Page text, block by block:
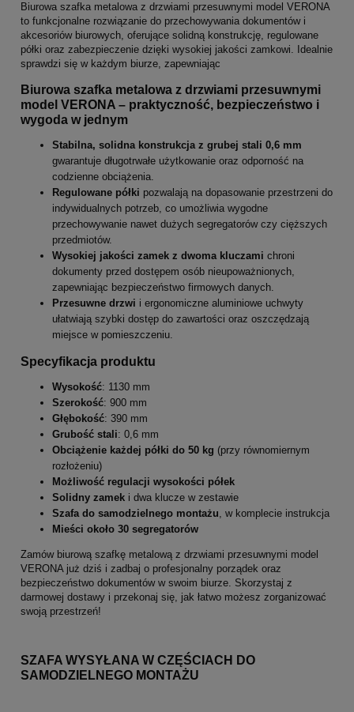
Biurowa szafka metalowa z drzwiami przesuwnymi model VERONA
to funkcjonalne rozwiązanie do przechowywania dokumentów i
akcesoriów biurowych, oferujące solidną konstrukcję, regulowane
półki oraz zabezpieczenie dzięki wysokiej jakości zamkowi. Idealnie
sprawdzi się w każdym biurze, zapewniając
Biurowa szafka metalowa z drzwiami przesuwnymi
model VERONA – praktyczność, bezpieczeństwo i
wygoda w jednym
Stabilna, solidna konstrukcja z grubej stali 0,6 mm
gwarantuje długotrwałe użytkowanie oraz odporność na
codzienne obciążenia.
Regulowane półki pozwalają na dopasowanie przestrzeni do
indywidualnych potrzeb, co umożliwia wygodne
przechowywanie nawet dużych segregatorów czy cięższych
przedmiotów.
Wysokiej jakości zamek z dwoma kluczami chroni
dokumenty przed dostępem osób nieupoważnionych,
zapewniając bezpieczeństwo firmowych danych.
Przesuwne drzwi i ergonomiczne aluminiowe uchwyty
ułatwiają szybki dostęp do zawartości oraz oszczędzają
miejsce w pomieszczeniu.
Specyfikacja produktu
Wysokość: 1130 mm
Szerokość: 900 mm
Głębokość: 390 mm
Grubość stali: 0,6 mm
Obciążenie każdej półki do 50 kg (przy równomiernym
rozłożeniu)
Możliwość regulacji wysokości półek
Solidny zamek i dwa klucze w zestawie
Szafa do samodzielnego montażu, w komplecie instrukcja
Mieści około 30 segregatorów
Zamów biurową szafkę metalową z drzwiami przesuwnymi model
VERONA już dziś i zadbaj o profesjonalny porządek oraz
bezpieczeństwo dokumentów w swoim biurze. Skorzystaj z
darmowej dostawy i przekonaj się, jak łatwo możesz zorganizować
swoją przestrzeń!
SZAFA WYSYŁANA W CZĘŚCIACH DO
SAMODZIELNEGO MONTAŻU